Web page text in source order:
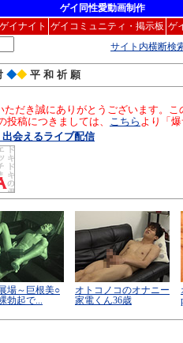
ゲイ同性愛動画制作
イナイト ゲイコミュニティ・掲示板 ゲ
サイト内横断検
◆◆ 平 和 祈 願
だき誠にありがとうございます。
稿につきましては、 こちら より「
会えるライブ配信